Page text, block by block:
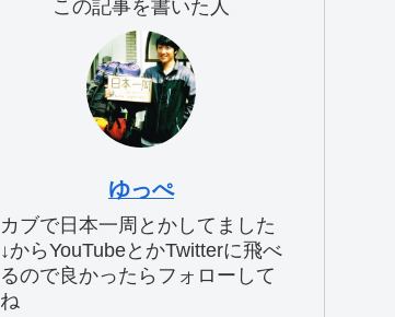
この記事を書いた人
ゆっぺ
カブで日本一周とかしてました
↓からYouTubeとかTwitterに飛べ
るので良かったらフォローして
ね